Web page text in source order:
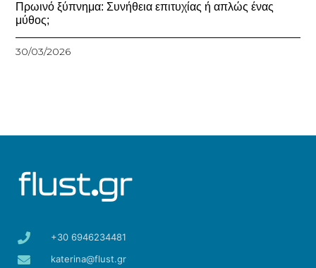
Πρωινό ξύπνημα: Συνήθεια επιτυχίας ή απλώς ένας
μύθος;
30/03/2026
+30 6946234481
katerina@flust.gr